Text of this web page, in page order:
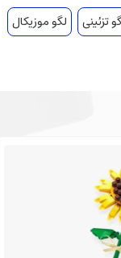
دست ندهید:
تزئینی لگو موزیکال